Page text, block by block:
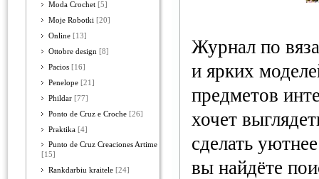
Moda Crochet [5]
Moje Robotki [20]
Online [13]
Ottobre design [8]
Pacios [16]
Penelope [21]
Phildar [77]
Ponto de Cruz e Croche [26]
Praktika [4]
Punto de Cruz Creaciones Artime
[15]
Rankdarbiu kraitele [24]
Журнал по
и ярких
предметов
хочет
сделать
вы найдёте